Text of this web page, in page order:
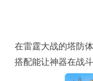
在雷霆大战的塔防
搭配能让神器在战